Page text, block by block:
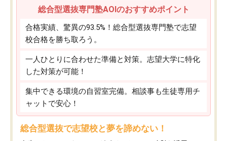
総合型選抜専門塾AOIのおすすめポイント
合格実績、驚異の93.5%！総合型選抜専門塾で志望
校合格を勝ち取ろう。
一人ひとりに合わせた準備と対策。志望大学に特化
した対策が可能！
集中できる環境の自習室完備。相談事も生徒専用チ
ャットで安心！
総合型選抜で志望校と夢を諦めない！